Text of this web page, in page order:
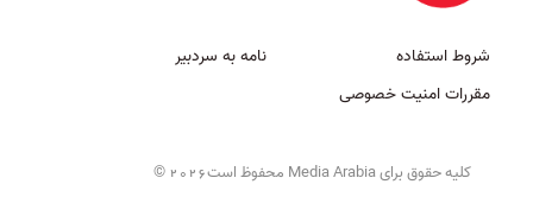
شروط استفاده
مقررات امنیت خصوصی
نامه به سردبیر
کلیه حقوق برای Media Arabia محفوظ است 2026
©